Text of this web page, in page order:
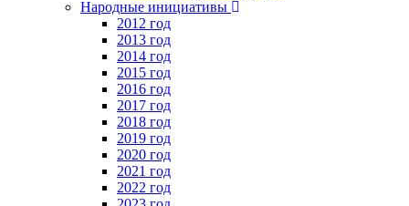
Народные инициативы
2012 год
2013 год
2014 год
2015 год
2016 год
2017 год
2018 год
2019 год
2020 год
2021 год
2022 год